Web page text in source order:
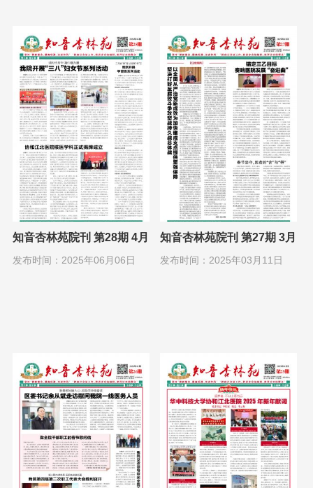
知音杏林苑院刊 第28期 4月
1日
发布时间：2025年06月06日
知音杏林苑院刊 第27期 3月
1日
发布时间：2025年03月11日